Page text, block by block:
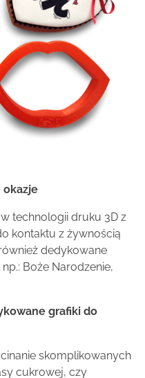
okazje
technologii druku 3D z
kontaktu z żywnością
dedykowane
Boże Narodzenie,
grafiki do
skomplikowanych
cukrowej, czy